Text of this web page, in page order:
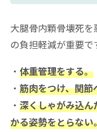
大腿骨内顆骨壊死
の負担軽減が重要で
体重管理をする。
筋肉をつけ、関節
深くしゃがみ込
かる姿勢をとらない